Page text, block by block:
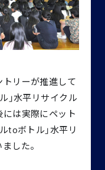
リーが推進して
」水平リサイクル
は実際にペット
toボトル」水平リ
した。